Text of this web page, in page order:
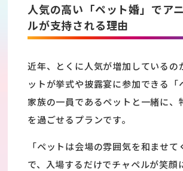
人気の高い「ペット婚」でア
ルが支持される理由
近年、とくに人気が増加しているの
ットが挙式や披露宴に参加できる「
家族の一員であるペットと一緒に、
を過ごせるプランです。
「ペットは会場の雰囲気を和ませて
で、入場するだけでチャペルが笑顔